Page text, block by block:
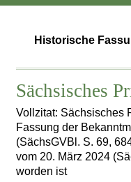
Historische
Sächsisches
Vollzitat: Sächsisches
Fassung der
(SächsGVBl. S. 69,
vom 20. März 2024
worden ist